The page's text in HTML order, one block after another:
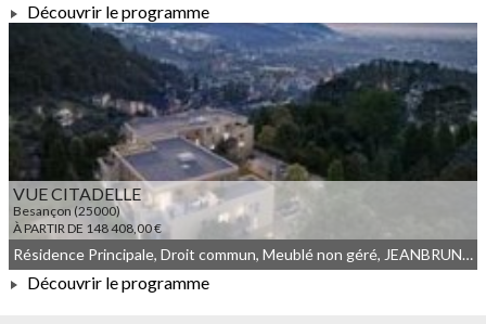
À PARTIR DE 95 988,00 €
Découvrir le programme
VUE CITADELLE
Besançon (25000)
À PARTIR DE 148 408,00 €
Résidence Principale, Droit commun, Meublé non géré, JEANBRUN, LLI, LLI_JEANBRUN
Découvrir le programme